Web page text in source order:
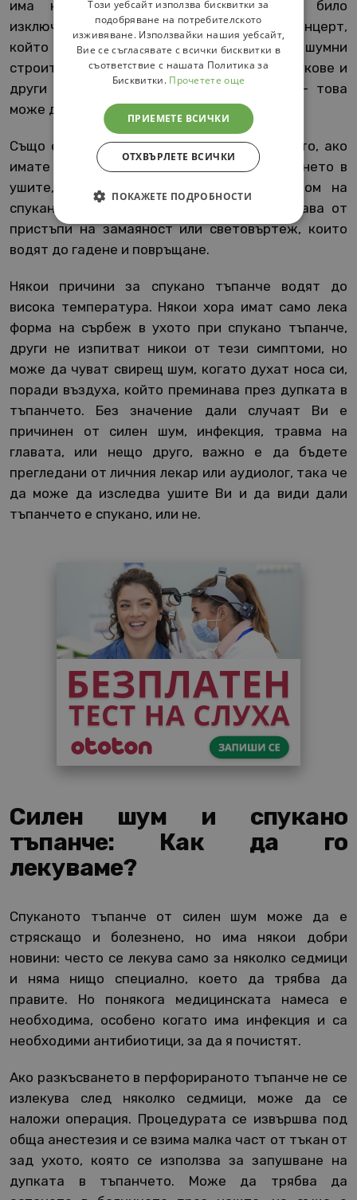
има нещо необичано – и което е било
изключително шумно, като този рок концерт,
който споменахме, или ако сте до шумни
строителни обекти и техните възвратни чукове и
други шумни екипировки и инструменти – това
може да причината.
Също е възможно да има изтичане от ухото, ако
имате спукано тъпанче. Шуменето и бученето в
ушите, наречено тинитус, е друг симптом на
спуканото тъпанче. Може да се придружава от
пристъпи на замаяност или световъртеж, които
водят до гадене и повръщане.
Някои причини за спукано тъпанче водят до
висока температура. Някои хора имат само лека
форма на сърбеж в ухото при спукано тъпанче,
други не изпитват никои от тези симптоми, но
може да чуват свирещ шум, когато духат носа си,
поради въздуха, който преминава през дупката в
тъпанчето. Без значение дали случаят Ви е
причинен от силен шум, инфекция, травма на
главата, или нещо друго, важно е да бъдете
прегледани от личния лекар или аудиолог, така че
да може да изследва ушите Ви и да види дали
тъпанчето е спукано, или не.
Силен шум и спукано
тъпанче: Как да го
лекуваме?
Спуканото тъпанче от силен шум може да е
стряскащо и болезнено, но има някои добри
новини: често се лекува само за няколко седмици
и няма нищо специално, което да трябва да
правите. Но понякога медицинската намеса е
необходима, особено когато има инфекция и са
необходими антибиотици, за да я почистят.
Ако разкъсването в перфорираното тъпанче не се
излекува след няколко седмици, може да се
наложи операция. Процедурата се извършва под
обща анестезия и се взима малка част от тъкан от
зад ухото, която се използва за запушване на
дупката в тъпанчето. Може да трябва да
Този уебсайт използва бисквитки за
подобряване на потребителското
изживяване. Използвайки нашия уебсайт,
Вие се съгласявате с всички бисквитки в
съответствие с нашата Политика за
Бисквитки. Прочетете още
ПРИЕМЕТЕ ВСИЧКИ
ОТХВЪРЛЕТЕ ВСИЧКИ
ПОКАЖЕТЕ ПОДРОБНОСТИ